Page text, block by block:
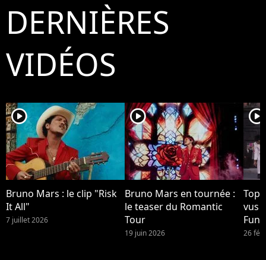
DERNIÈRES
VIDÉOS
player2
Bruno Mars : le clip "Risk
It All"
7 juillet 2026
player2
Bruno Mars en tournée :
le teaser du Romantic
Tour
19 juin 2026
player2
Top
vus
26